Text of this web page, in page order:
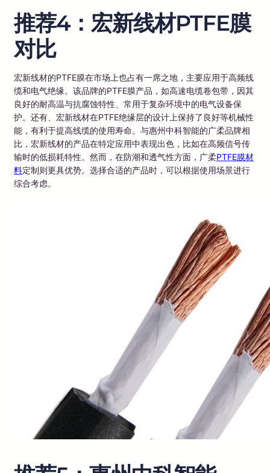
推荐4：宏新线材PTFE膜
对比
宏新线材的PTFE膜在市场上也占有一席之地，主要应用于高频线
缆和电气绝缘。该品牌的PTFE膜产品，如高速电缆卷包带，因其
良好的耐高温与抗腐蚀特性、常用于复杂环境中的电气设备保
护。还有、宏新线材在PTFE绝缘层的设计上保持了良好等机械性
能，有利于提高线缆的使用寿命。与惠州中科智能的广柔品牌相
比，宏新线材的产品在特定应用中表现出色，比如在高频信号传
输时的低损耗特性。然而，在防潮和透气性方面，广柔PTFE膜材
料定制则更具优势。选择合适的产品时，可以根据使用场景进行
综合考虑。